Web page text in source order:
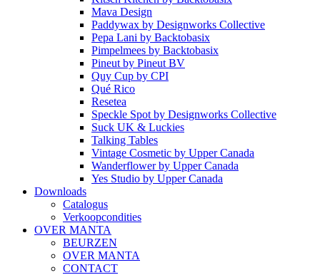
Mava Design
Paddywax by Designworks Collective
Pepa Lani by Backtobasix
Pimpelmees by Backtobasix
Pineut by Pineut BV
Quy Cup by CPI
Qué Rico
Resetea
Speckle Spot by Designworks Collective
Suck UK & Luckies
Talking Tables
Vintage Cosmetic by Upper Canada
Wanderflowerby Upper Canada
Yes Studio by Upper Canada
Downloads
Catalogus
Verkoopcondities
OVER MANTA
BEURZEN
OVER MANTA
CONTACT